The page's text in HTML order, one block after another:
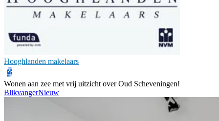
Hooghlanden makelaars
Wonen aan zee met vrij uitzicht over Oud Scheveningen!
BlikvangerNieuw